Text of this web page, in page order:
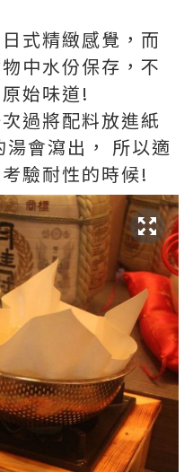
式精緻感覺，而
中水份保存，不
始味道!
過將配料放進紙
會瀉出， 所以適
驗耐性的時候!